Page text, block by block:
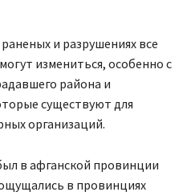
и разрушениях все
измениться, особенно с
района и
существуют для
организаций.
в афганской провинции
в провинциях